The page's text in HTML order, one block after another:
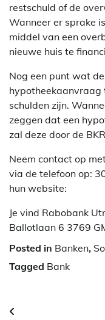
restschuld of de
Wanneer er sprake
middel van een
nieuwe huis te
Nog een punt wat
hypotheekaanvraag
schulden zijn.
zeggen dat een
zal deze door de
Neem contact op
via de telefoon op:
hun website:
Je vind Rabobank
Ballotlaan 6 3769
Posted in Banken,
Tagged Bank